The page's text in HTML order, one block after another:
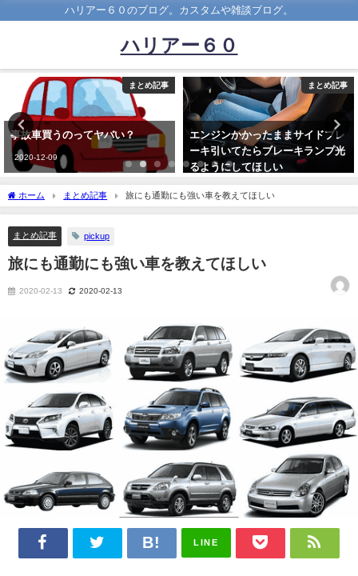
ハリアー６０のブログ。カスタムや雑談ブログ。
ハリアー６０
まとめ記事
エンジンかかったままサイドブレ
ーキ引いてたらブレーキランプ光
るようにしてほしい
まとめ記事
今回の豪雪で車はSUVが最高だと
分かったｗｗｗ
2021-01-12
ホーム まとめ記事 旅にも通勤にも強い車を教えてほしい
まとめ記事 pickup
旅にも通勤にも強い車を教えてほしい
2020-02-13 2020-02-13
LINE